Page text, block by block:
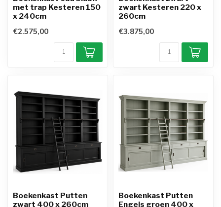
met trap Kesteren 150
x 240cm
€2.575,00
zwart Kesteren 220 x
260cm
€3.875,00
Boekenkast Putten
zwart 400 x 260cm
Boekenkast Putten
Engels groen 400 x